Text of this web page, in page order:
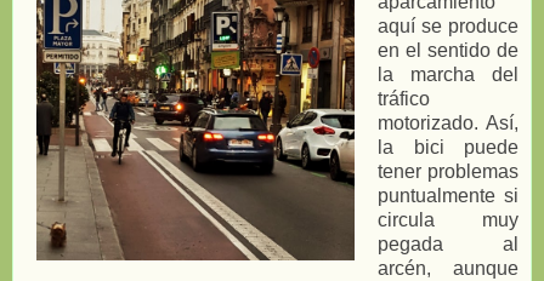
aquí se produce
en el sentido de
la marcha del
tráfico
motorizado. Así,
la bici puede
tener problemas
puntualmente si
circula muy
pegada al
arcén, aunque